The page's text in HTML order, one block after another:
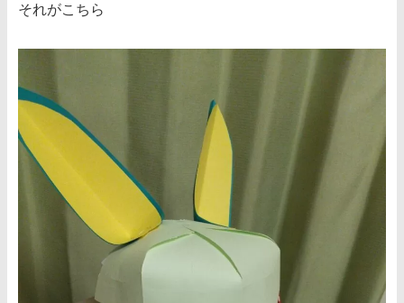
それがこちら